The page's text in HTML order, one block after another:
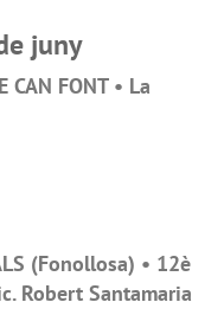
juny
CAN FONT • La
(Fonollosa) • 12è
Robert Santamaria